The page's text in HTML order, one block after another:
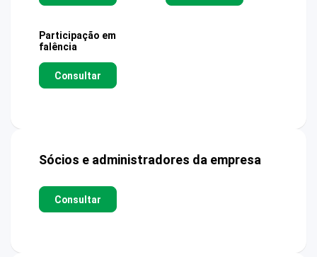
Participação em
falência
Consultar
Sócios e administradores da empresa
Consultar